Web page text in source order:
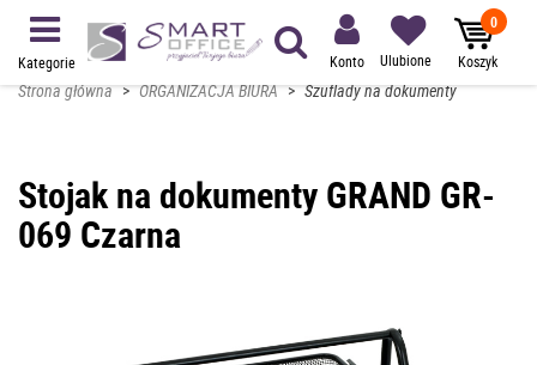
Kategorie Konto Ulubione
0
Koszyk
Strona główna > ORGANIZACJA BIURA > Szuflady na dokumenty
Stojak na dokumenty GRAND GR-
069 Czarna